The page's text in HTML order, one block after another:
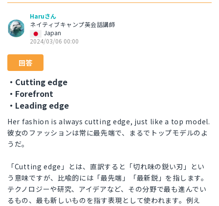
Haruさん
ネイティブキャンプ英会話講師
Japan
2024/03/06 00:00
回答
・Cutting edge
・Forefront
・Leading edge
Her fashion is always cutting edge, just like a top model.
彼女のファッションは常に最先端で、まるでトップモデルのよ
うだ。
「Cutting edge」とは、直訳すると「切れ味の鋭い刃」とい
う意味ですが、比喩的には「最先端」「最新鋭」を指します。
テクノロジーや研究、アイデアなど、その分野で最も進んでい
るもの、最も新しいものを指す表現として使われます。例え